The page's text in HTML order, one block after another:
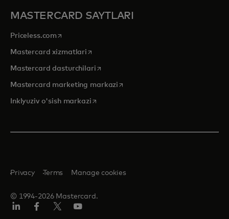
MASTERCARD SAYTLARI
Priceless.com opens in a new tab
Mastercard xizmatlari opens in a new tab
Mastercard dasturchilariopens in a new tab
Mastercard marketing markazi opens in a new tab
Inklyuziv o'sish markaziopens in a new tab
© 1994-2026 Mastercard.
Privacy Terms Manage cookies